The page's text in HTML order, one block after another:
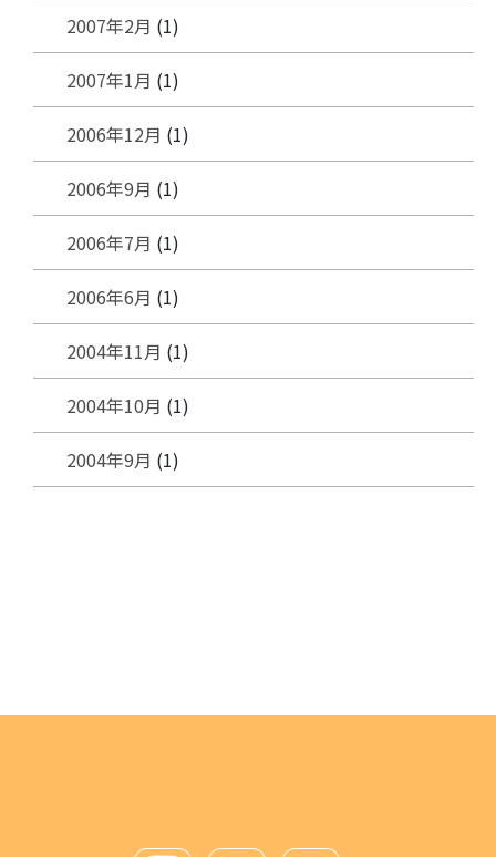
2007年2月 (1)
2007年1月 (1)
2006年12月 (1)
2006年9月 (1)
2006年7月 (1)
2006年6月 (1)
2004年11月 (1)
2004年10月 (1)
2004年9月 (1)